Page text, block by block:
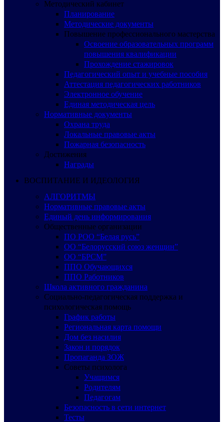
Методический кабинет
Планирование
Методические документы
Повышение профессионального мастерства
Освоение образовательных программ
повышения квалификации
Прохождение стажировок
Педагогический опыт и учебные пособия
Аттестация педагогических работников
Электронное обучение
Единая методическая цель
Нормативные документы
Охрана труда
Локальные правовые акты
Пожарная безопасность
Достижения
Награды
ВОСПИТАНИЕ И ИДЕОЛОГИЯ
АЛГОРИТМЫ
Нормативные правовые акты
Единый день информирования
Общественные организации
ПО РОО “Белая русь”
ОО “Белорусский союз женщин”
ОО “БРСМ”
ППО Обучающихся
ППО Работников
Школа активного гражданина
Социально-педагогическая поддержка и
психологическая помощь
График работы
Региональная карта помощи
Дом без насилия
Закон и порядок
Пропаганда ЗОЖ
Советы психолога
Учащимся
Родителям
Педагогам
Безопасность в сети интернет
Тесты